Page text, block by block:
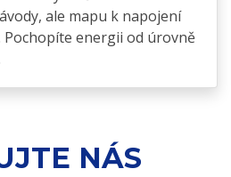
ale mapu k napojení
Pochopíte energii od úrovně
NÁS